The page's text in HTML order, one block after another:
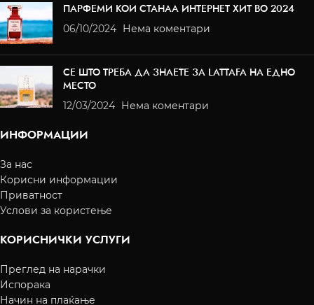
ПАРФЕМИ КОИ СТАНАА ИНТЕРНЕТ ХИТ ВО 2024
06/10/2024 Нема коментари
СЕ ШТО ТРЕБА ДА ЗНАЕТЕ ЗА LATTAFA НА ЕДНО
МЕСТО
12/03/2024 Нема коментари
ИНФОРМАЦИИ
За нас
Корисни информации
Приватност
Услови за користење
КОРИСНИЧКИ УСЛУГИ
Преглед на нарачки
Испорака
Начин на плаќање